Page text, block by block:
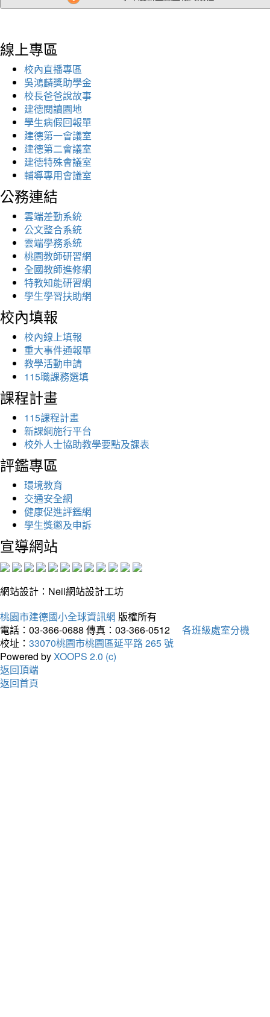
線上專區
校內直播專區
吳鴻麟獎助學金
校長爸爸說故事
建德閱讀園地
學生病假回報單
建德第一會議室
建德第二會議室
建德特殊會議室
輔導專用會議室
公務連結
雲端差勤系統
公文整合系統
雲端學務系統
桃園教師研習網
全國教師進修網
特教知能研習網
學生學習扶助網
校內填報
校內線上填報
重大事件通報單
教學活動申請
115職課務選填
課程計畫
115課程計畫
新課綱施行平台
校外人士協助教學要點及課表
評鑑專區
環境教育
交通安全網
健康促進評鑑網
學生獎懲及申訴
宣導網站
網站設計：Neil網站設計工坊
桃園市建德國小全球資訊網 版權所有
電話：03-366-0688 傳真：03-366-0512
各班級處室分機
校址： 33070桃園市桃園區延平路 265 號
Powered byXOOPS 2.0 (c)
返回頂端
返回首頁